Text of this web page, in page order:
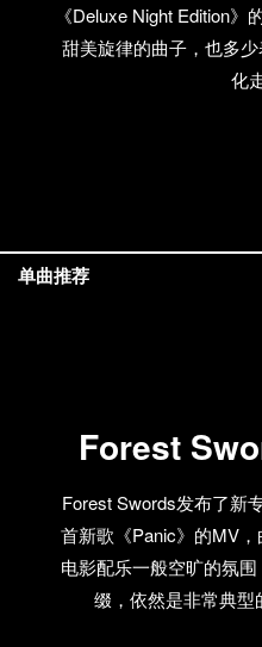
《Deluxe Night Edition
甜美旋律的曲子，也多
化
Forest
Forest Swords发布了新
首新歌《Panic》的MV
电影配乐一般空旷的氛
缀，依然是非常典型
单曲推荐